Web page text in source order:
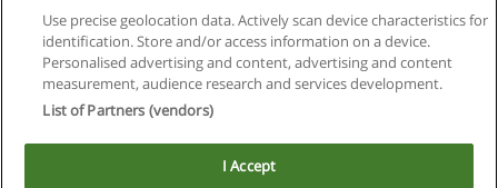
Privacidad de datos
Contactar con Educaedu
Copyright © Educaedu Business S.L. - CIF : B-95610580: -
Use precise geolocation data. Actively scan device characteristics for
identification. Store and/or access information on a device.
Personalised advertising and content, advertising and content
measurement, audience research and services development.
List of Partners (vendors)
I Accept